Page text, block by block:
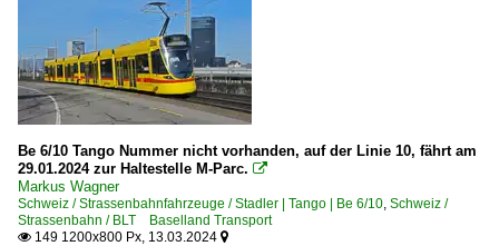
Be 6/10 Tango Nummer nicht vorhanden, auf der Linie 10, fährt am
29.01.2024 zur Haltestelle M-Parc. 
Markus Wagner
Schweiz / Strassenbahnfahrzeuge / Stadler | Tango | Be 6/10, Schweiz /
Strassenbahn / BLT Baselland Transport
 149 1200x800 Px, 13.03.2024 